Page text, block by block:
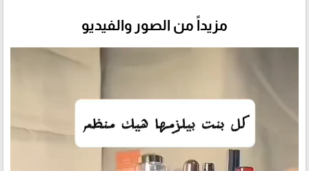
مزيداً من الصور والفيديو